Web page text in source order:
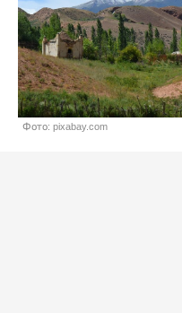
Фото: pixabay.com